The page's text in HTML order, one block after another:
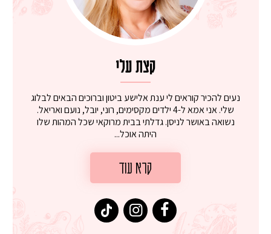
קצת עלי
נעים להכיר קוראים לי ענת אלישע ביטון וברוכים הבאים לבלוג
שלי. אני אמא ל-4 ילדים מקסימים, רוני, יובל, נועם ואריאל.
נשואה באושר לניסן. גדלתי בבית מרוקאי שכל המהות שלו
היתה אוכל...
קרא עוד